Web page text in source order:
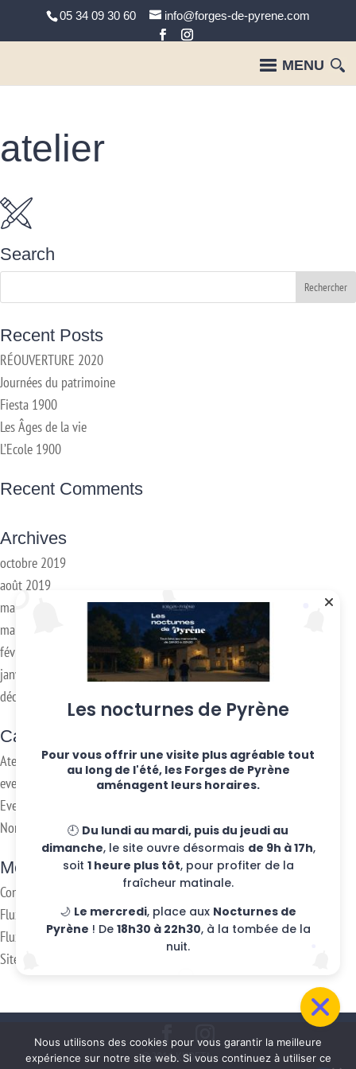
05 34 09 30 60 info@forges-de-pyrene.com
atelier
Search
Recent Posts
RÉOUVERTURE 2020
Journées du patrimoine
Fiesta 1900
Les Âges de la vie
L’Ecole 1900
Recent Comments
Archives
octobre 2019
août 2019
mai 2019
mars 2018
février 2018
janvier 2017
décembre 2016
Categories
Ateliers hebdo
evenements
Eventos
Non classifié(e)
Meta
Connexion
Flux des publications
Flux des commentaires
Site de WordPress-FR
@2016 KUDETA -
Les nocturnes de Pyrène
Pour vous offrir une visite plus agréable tout
au long de l'été, les Forges de Pyrène
aménagent leurs horaires.
🕘 Du lundi au mardi, puis du jeudi au
dimanche, le site ouvre désormais de 9h à 17h,
soit 1 heure plus tôt, pour profiter de la
fraîcheur matinale.
🌙 Le mercredi, place aux Nocturnes de
Pyrène ! De 18h30 à 22h30, à la tombée de la
nuit.
Nous utilisons des cookies pour vous garantir la meilleure
expérience sur notre site web. Si vous continuez à utiliser ce